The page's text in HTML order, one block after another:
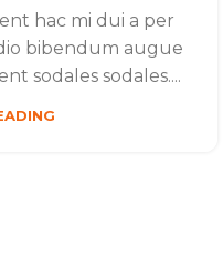
hac mi dui a per
bibendum augue
sodales sodales....